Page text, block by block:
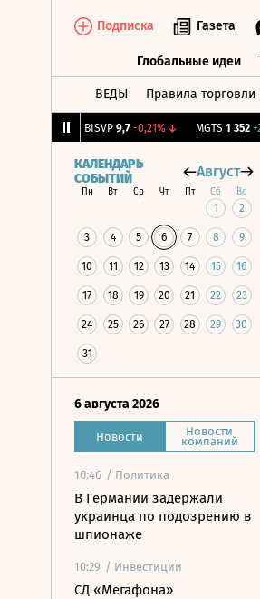
Подписка Газета
Глобальные идеи
ВЕДЫ Правила торговли
BISVP 9,7 -0,21%↓ MGTS 1 352
КАЛЕНДАРЬ
СОБЫТИЙ
Август
Пн Вт Ср Чт Пт Сб Вс
1 2
3 4 5 6 7 8 9
10 11 12 13 14 15 16
17 18 19 20 21 22 23
24 25 26 27 28 29 30
31
6 августа 2026
Новости Новости
компаний
10:46 / Политика
В Германии задержали
украинца по подозрению в
шпионаже
10:29 / Инвестиции
СД «Мегафона»